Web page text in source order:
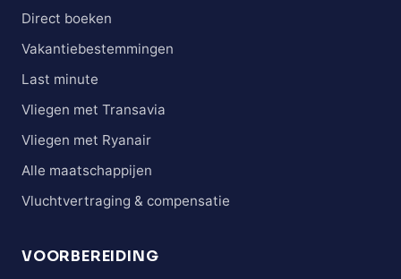
Direct boeken
Vakantiebestemmingen
Last minute
Vliegen met Transavia
Vliegen met Ryanair
Alle maatschappijen
Vluchtvertraging & compensatie
VOORBEREIDING